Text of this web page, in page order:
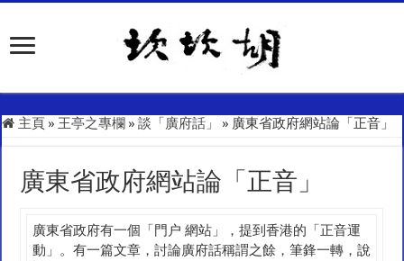
主頁 » 王亭之專欄 » 談「廣府話」 » 廣東省政府網站論「正音」
廣東省政府網站論「正音」
廣東省政府有一個「門户 網站」，提到香港的「正音運
動」。有一篇文章，討論廣府話稱謂之餘，筆鋒一轉，說